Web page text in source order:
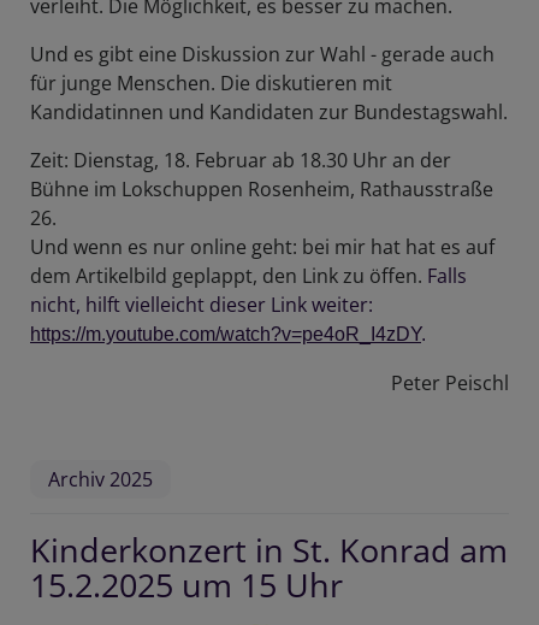
verleiht. Die Möglichkeit, es besser zu machen.
Und es gibt eine Diskussion zur Wahl - gerade auch
für junge Menschen. Die diskutieren mit
Kandidatinnen und Kandidaten zur Bundestagswahl.
Zeit: Dienstag, 18. Februar ab 18.30 Uhr an der
Bühne im Lokschuppen Rosenheim, Rathausstraße
26.
Und wenn es nur online geht: bei mir hat hat es auf
dem Artikelbild geplappt, den Link zu öffen. Falls
nicht, hilft vielleicht dieser Link weiter:
https://m.youtube.com/watch?v=pe4oR_I4zDY.
Peter Peischl
Archiv 2025
Kinderkonzert in St. Konrad am
15.2.2025 um 15 Uhr